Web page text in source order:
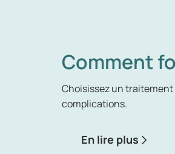
Comment
Choisissez un
complications.
En lire plus